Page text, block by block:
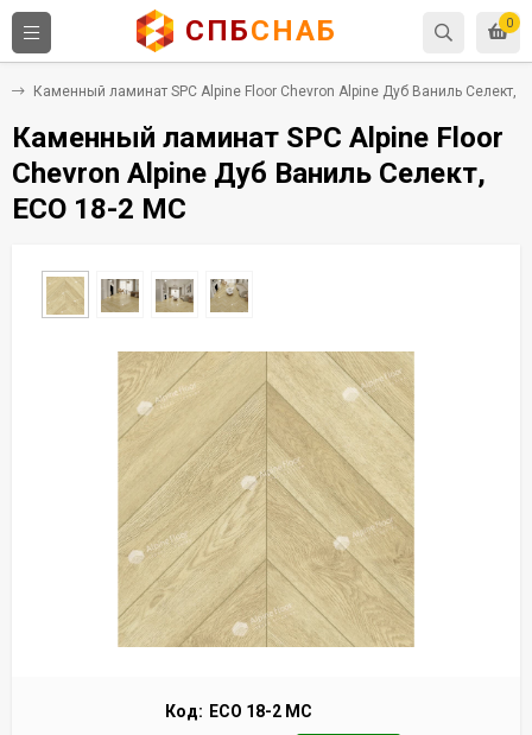
0
СПБСНАБ
Каменный ламинат SPC Alpine Floor Chevron Alpine Дуб Ваниль Селект,
Каменный ламинат SPC Alpine Floor
Chevron Alpine Дуб Ваниль Селект,
ECO 18-2 MC
Код: ECO 18-2 MC